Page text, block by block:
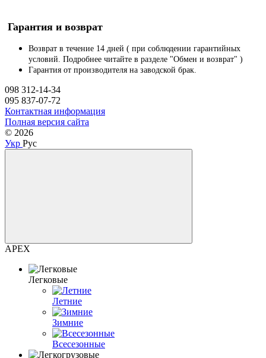
Гарантия и возврат
Возврат в течение 14 дней ( при соблюдении гарантийных
условий. Подробнее читайте в разделе "Обмен и возврат" )
Гарантия от производителя на заводской брак.
098 312-14-34
095 837-07-72
Контактная информация
Полная версия сайта
© 2026
Укр Рус
APEX
Легковые
Летние
Зимние
Всесезонные